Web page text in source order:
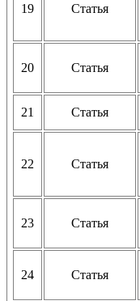
19 Статья
20 Статья
21 Статья
22 Статья
23 Статья
24 Статья